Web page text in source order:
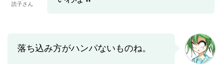
読子さん
落ち込み方がハンパないものね。